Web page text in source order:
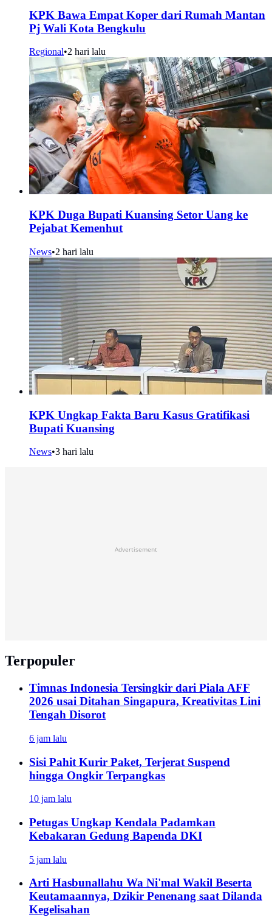
KPK Bawa Empat Koper dari Rumah Mantan
Pj Wali Kota Bengkulu
Regional•2 hari lalu
KPK Duga Bupati Kuansing Setor Uang ke
Pejabat Kemenhut
News•2 hari lalu
KPK Ungkap Fakta Baru Kasus Gratifikasi
Bupati Kuansing
News•3 hari lalu
Advertisement
Terpopuler
Timnas Indonesia Tersingkir dari Piala AFF
2026 usai Ditahan Singapura, Kreativitas Lini
Tengah Disorot
6 jam lalu
Sisi Pahit Kurir Paket, Terjerat Suspend
hingga Ongkir Terpangkas
10 jam lalu
Petugas Ungkap Kendala Padamkan
Kebakaran Gedung Bapenda DKI
5 jam lalu
Arti Hasbunallahu Wa Ni'mal Wakil Beserta
Keutamaannya, Dzikir Penenang saat Dilanda
Kegelisahan